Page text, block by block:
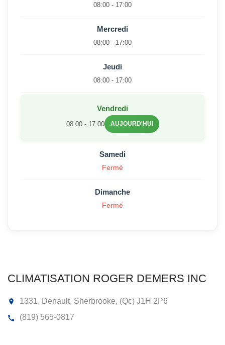
08:00 - 17:00
Mercredi
08:00 - 17:00
Jeudi
08:00 - 17:00
Vendredi
08:00 - 17:00 AUJOURD'HUI
Samedi
Fermé
Dimanche
Fermé